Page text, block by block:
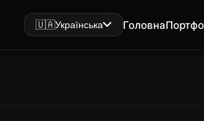
🇺🇦Українська Головна